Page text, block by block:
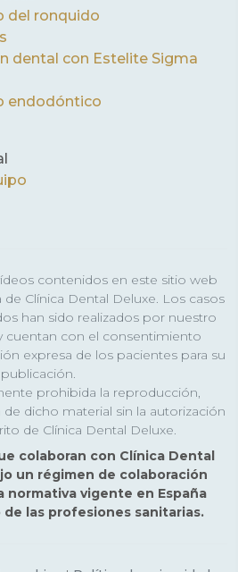
del ronquido
dental con Estelite Sigma
endodóntico
contenidos en este sitio web
Clínica Dental Deluxe. Los casos
han sido realizados por nuestro
cuentan con el consentimiento
expresa de los pacientes para su
publicación.
prohibida la reproducción,
dicho material sin la autorización
de Clínica Dental Deluxe.
colaboran con Clínica Dental
un régimen de colaboración
normativa vigente en España
las profesiones sanitarias.